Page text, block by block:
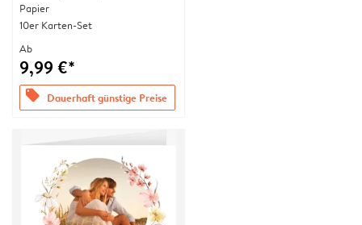
Papier
10er Karten-Set
Ab
9,99 €*
offers Dauerhaft günstige Preise